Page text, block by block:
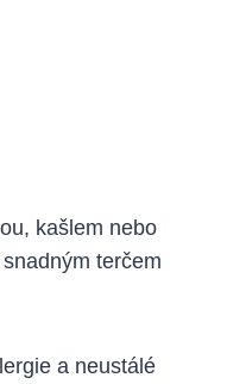
kašlem nebo
terčem
a neustálé